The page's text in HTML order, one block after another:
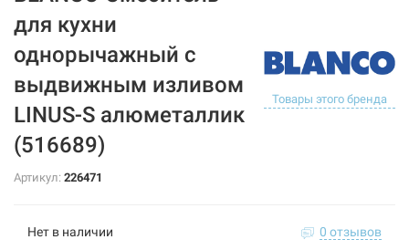
для кухни
однорычажный с
выдвижным изливом
LINUS-S алюметаллик
(516689)
Товары этого бренда
Артикул: 226471
Нет в наличии
0 отзывов